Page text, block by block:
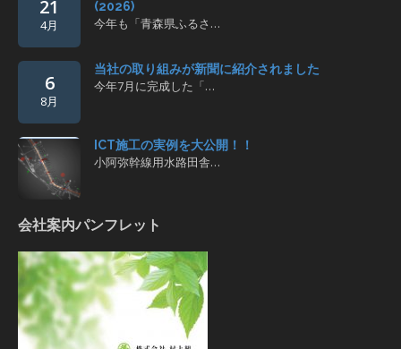
21
4月
(2026)
今年も「青森県ふるさ…
6
8月
当社の取り組みが新聞に紹介されました
今年7月に完成した「…
ICT施工の実例を大公開！！
小阿弥幹線用水路田舎…
会社案内パンフレット